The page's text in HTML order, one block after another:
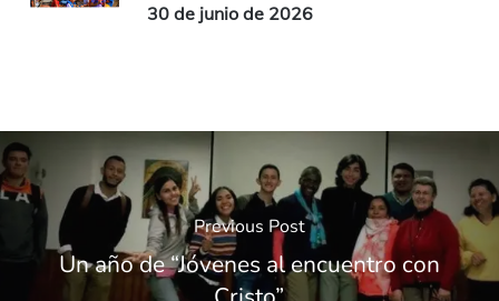
30 de junio de 2026
Previous Post
Un año de “Jóvenes al encuentro con